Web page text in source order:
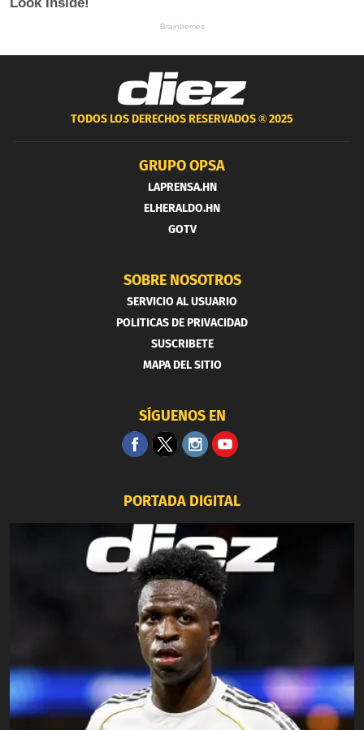
TODOS LOS DERECHOS RESERVADOS ®2025
GRUPO OPSA
LAPRENSA.HN
ELHERALDO.HN
GOTV
SOBRE NOSOTROS
SERVICIO AL USUARIO
POLITICAS DE PRIVACIDAD
SUSCRIBETE
MAPA DEL SITIO
SÍGUENOS EN
PORTADA DIGITAL